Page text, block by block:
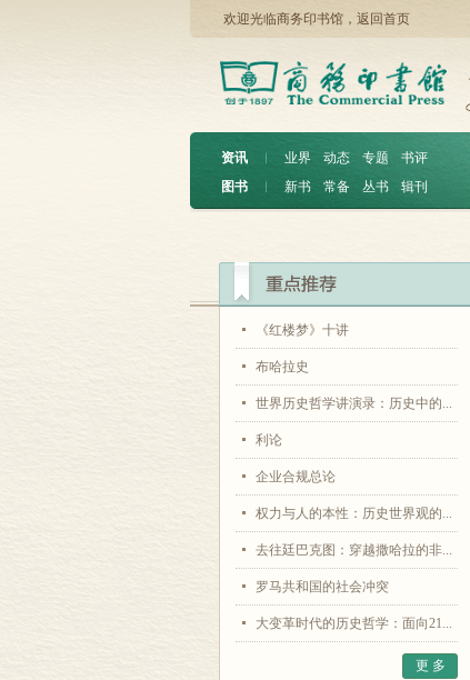
欢迎光临商务印书馆， 返回首页
资讯 ︱ 业界 动态 专题
书评
图书
︱ 新书 常备 丛书 辑刊
《红楼梦》十讲
布哈拉史
世界历史哲学讲演录：历史中的...
利论
企业合规总论
权力与人的本性：历史世界观的...
去往廷巴克图：穿越撒哈拉的非...
罗马共和国的社会冲突
大变革时代的历史哲学：面向21...
更 多